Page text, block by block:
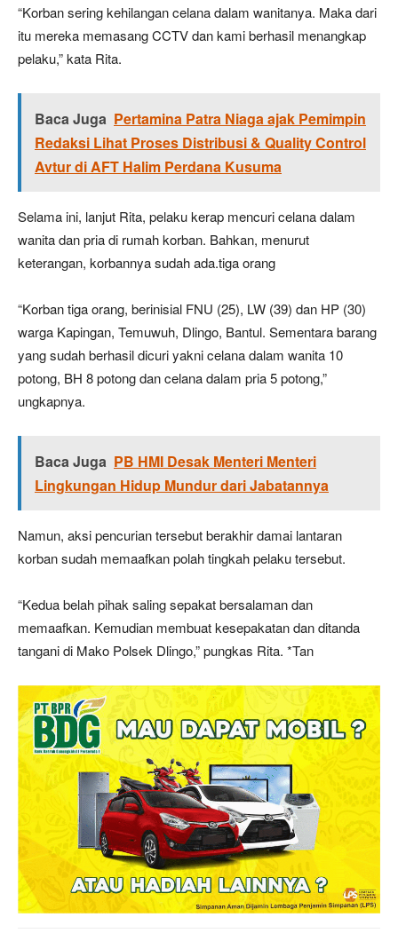
“Korban sering kehilangan celana dalam wanitanya. Maka dari
itu mereka memasang CCTV dan kami berhasil menangkap
pelaku,” kata Rita.
Baca Juga Pertamina Patra Niaga ajak Pemimpin
Redaksi Lihat Proses Distribusi & Quality Control
Avtur di AFT Halim Perdana Kusuma
Selama ini, lanjut Rita, pelaku kerap mencuri celana dalam
wanita dan pria di rumah korban. Bahkan, menurut
keterangan, korbannya sudah ada.tiga orang
“Korban tiga orang, berinisial FNU (25), LW (39) dan HP (30)
warga Kapingan, Temuwuh, Dlingo, Bantul. Sementara barang
yang sudah berhasil dicuri yakni celana dalam wanita 10
potong, BH 8 potong dan celana dalam pria 5 potong,”
ungkapnya.
Baca Juga PB HMI Desak Menteri Menteri
Lingkungan Hidup Mundur dari Jabatannya
Namun, aksi pencurian tersebut berakhir damai lantaran
korban sudah memaafkan polah tingkah pelaku tersebut.
“Kedua belah pihak saling sepakat bersalaman dan
memaafkan. Kemudian membuat kesepakatan dan ditanda
tangani di Mako Polsek Dlingo,” pungkas Rita. *Tan